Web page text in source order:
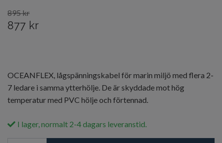
895 kr
877 kr
OCEANFLEX, lågspänningskabel för marin miljö med flera 2-
7 ledare i samma ytterhölje. De är skyddade mot hög
temperatur med PVC hölje och förtennad.
I lager, normalt 2-4 dagars leveranstid.